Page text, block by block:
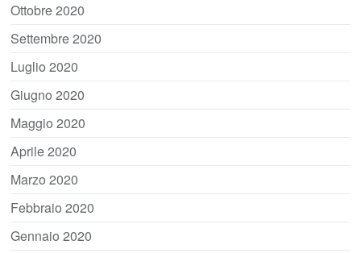
Ottobre 2020
Settembre 2020
Luglio 2020
Giugno 2020
Maggio 2020
Aprile 2020
Marzo 2020
Febbraio 2020
Gennaio 2020